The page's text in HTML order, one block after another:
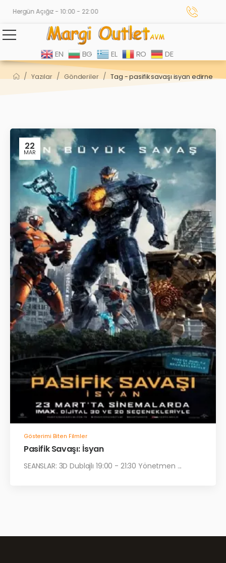
Hergün Açığız - 10:00 - 22:00
EN BG EL RO DE
/ Yazılar / Gönderiler / Tag - pasifik savaşı isyan edirne
22
MAR
Gösterimi Biten Filmler
Pasifik Savaşı: İsyan
SEANSLAR: 3D Dublajlı 19:00 - 21:30 Yönetmen ...